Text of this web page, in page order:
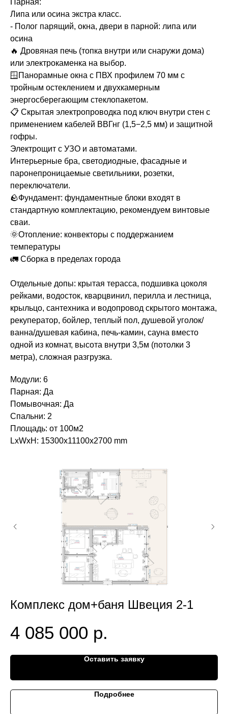
Липа или осина экстра класс.
- Полог парящий, окна, двери в парной: липа или
осина
🔥 Дровяная печь (топка внутри или снаружи дома)
или электрокаменка на выбор.
🪟Панорамные окна с ПВХ профилем 70 мм с
тройным остеклением и двухкамерным
энергосберегающим стеклопакетом.
📋 Скрытая электропроводка под ключ внутри стен с
применением кабелей ВВГнг (1,5−2,5 мм) и защитной
гофры.
Электрощит с УЗО и автоматами.
Интерьерные бра, светодиодные, фасадные и
паронепроницаемые светильники, розетки,
переключатели.
🪨Фундамент: фундаментные блоки входят в
стандартную комплектацию, рекомендуем винтовые
сваи.
🌞Отопление: конвекторы с поддержанием
температуры
🚛 Сборка в пределах города
Отдельные допы: крытая терасса, подшивка цоколя
рейками, водосток, кварцвинил, перилла и лестница,
крыльцо, сантехника и водопровод скрытого монтажа,
рекуператор, бойлер, теплый пол, душевой уголок/
ванна/душевая кабина, печь-камин, сауна вместо
одной из комнат, высота внутри 3,5м (потолки 3
метра), сложная разгрузка.
Модули: 6
Парная: Да
Помывочная: Да
Спальни: 2
Площадь: от 100м2
LxWxH: 15300x11100x2700 mm
Комплекс дом+баня Швеция 2-1
4 085 000 р.
Оставить заявку
Подробнее